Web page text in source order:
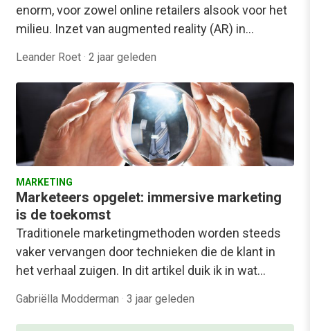
enorm, voor zowel online retailers alsook voor het
milieu. Inzet van augmented reality (AR) in…
Leander Roet · 2 jaar geleden
MARKETING
Marketeers opgelet: immersive marketing
is de toekomst
Traditionele marketingmethoden worden steeds
vaker vervangen door technieken die de klant in
het verhaal zuigen. In dit artikel duik ik in wat…
Gabriëlla Modderman · 3 jaar geleden